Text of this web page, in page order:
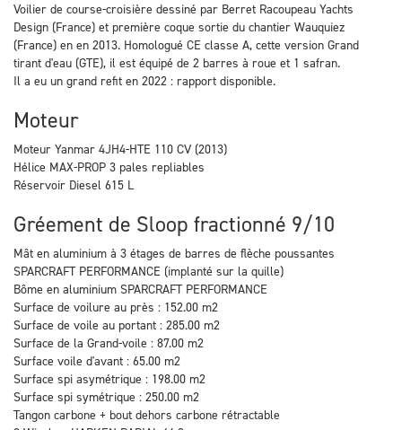
Voilier de course-croisière dessiné par Berret Racoupeau Yachts
Design (France) et première coque sortie du chantier Wauquiez
(France) en en 2013. Homologué CE classe A, cette version Grand
tirant d'eau (GTE), il est équipé de 2 barres à roue et 1 safran.
Il a eu un grand refit en 2022 : rapport disponible.
Moteur
Moteur Yanmar 4JH4-HTE 110 CV (2013)
Hélice MAX-PROP 3 pales repliables
Réservoir Diesel 615 L
Gréement de Sloop fractionné 9/10
Mât en aluminium à 3 étages de barres de flèche poussantes
SPARCRAFT PERFORMANCE (implanté sur la quille)
Bôme en aluminium SPARCRAFT PERFORMANCE
Surface de voilure au près : 152.00 m2
Surface de voile au portant : 285.00 m2
Surface de la Grand-voile : 87.00 m2
Surface voile d'avant : 65.00 m2
Surface spi asymétrique : 198.00 m2
Surface spi symétrique : 250.00 m2
Tangon carbone + bout dehors carbone rétractable